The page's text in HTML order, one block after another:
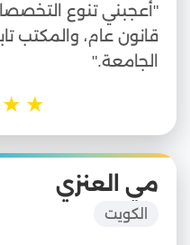
"أعجبني تنوع
قانون عام، والمكتب
الجامعة."
★
★
مي العنزي
الكويت